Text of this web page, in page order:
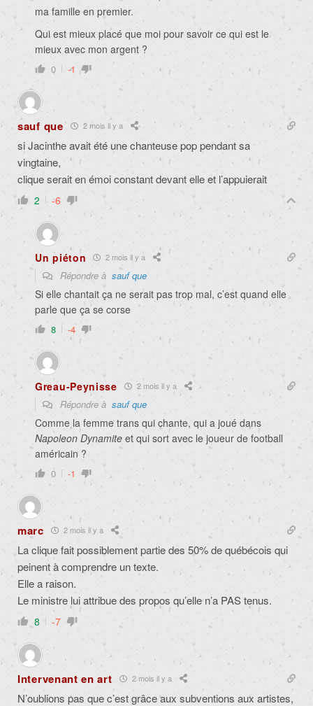
ma famille en premier.
Qui est mieux placé que moi pour savoir ce qui est le
mieux avec mon argent ?
0 -1
sauf que 2 mois il y a
si Jacinthe avait été une chanteuse pop pendant sa
vingtaine,
clique serait en émoi constant devant elle et l’appuierait
2 -6
Un piéton 2 mois il y a
Répondre à sauf que
Si elle chantait ça ne serait pas trop mal, c’est quand elle
parle que ça se corse
8 -4
Greau-Peynisse 2 mois il y a
Répondre à sauf que
Comme la femme trans qui chante, qui a joué dans
Napoleon Dynamite et qui sort avec le joueur de football
américain ?
0 -1
marc 2 mois il y a
La clique fait possiblement partie des 50% de québécois qui
peinent à comprendre un texte.
Elle a raison.
Le ministre lui attribue des propos qu’elle n’a PAS tenus.
8 -7
Intervenant en art 2 mois il y a
N’oublions pas que c’est grâce aux subventions aux artistes,